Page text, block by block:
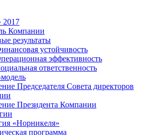
2017
Компании
результаты
устойчивость
эффективность
ответственность
Председателя Совета директоров
Президента Компании
«Норникеля»
программа